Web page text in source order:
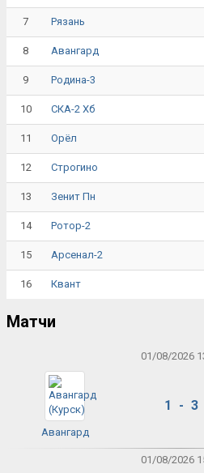
7 Рязань
8 Авангард
9 Родина-3
10 СКА-2 Хб
11 Орёл
12 Строгино
13 Зенит Пн
14 Ротор-2
15 Арсенал-2
16 Квант
Матчи
01/08/2026
Авангард
1 - 3
01/08/2026